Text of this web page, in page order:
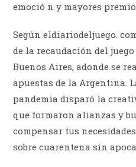
emoció n y mayores
Según eldiariodeljuego.
de la recaudación del
Buenos Aires, adonde se
apuestas de la Argentina.
pandemia disparó la
que formaron alianzas y
compensar tus
sobre cuarentena sin